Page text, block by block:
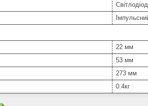
22 мм
53 мм
273 мм
0.4кг